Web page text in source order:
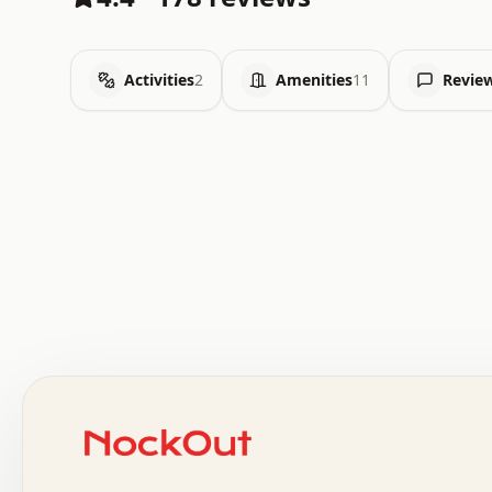
Activities2 Amenities11
.   +   .   .   o   .   .   .   .   .   .   :   .
.   .   .   o   .   .   .   .   .   .   .   .   x   .